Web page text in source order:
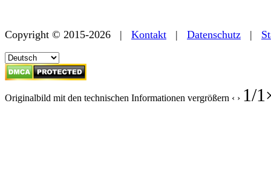
Copyright © 2015-2026 | Kontakt | Datenschutz |
Originalbild mit den technischen Informationen vergrößern ‹ › 1/1